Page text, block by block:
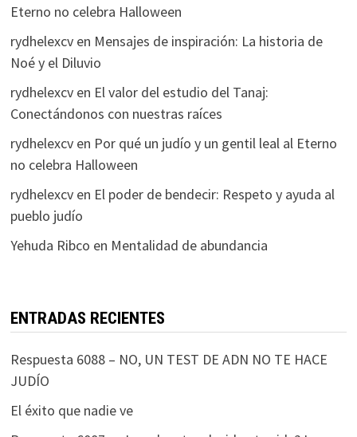
Eterno no celebra Halloween
rydhelexcven Mensajes de inspiración: La historia de
Noé y el Diluvio
rydhelexcven El valor del estudio del Tanaj:
Conectándonos con nuestras raíces
rydhelexcven Por qué un judío y un gentil leal al Eterno
no celebra Halloween
rydhelexcven El poder de bendecir: Respeto y ayuda al
pueblo judío
Yehuda Ribco en Mentalidad de abundancia
ENTRADAS RECIENTES
Respuesta 6088 – NO, UN TEST DE ADN NO TE HACE
JUDÍO
El éxito que nadie ve